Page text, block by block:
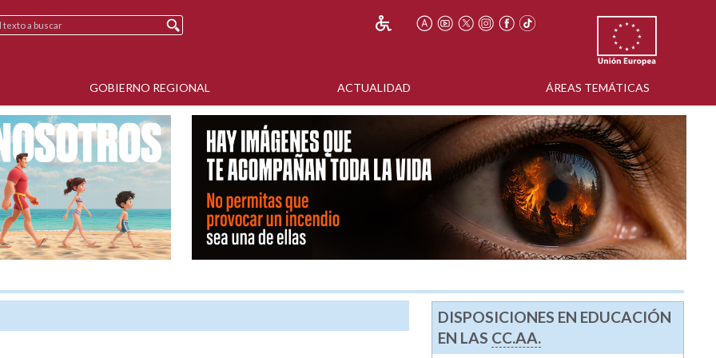
GOBIERNO REGIONAL ACTUALIDAD ÁREAS TEMÁTICAS
DISPOSICIONES EN EDUCACIÓN
EN LAS CC.AA.